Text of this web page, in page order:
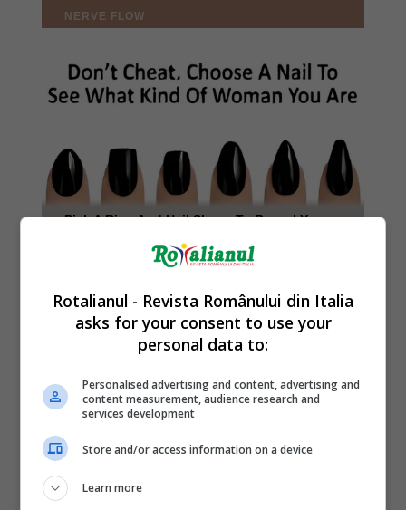
Rotalianul - Revista Românului din Italia
asks for your consent to use your
personal data to:
Personalised advertising and content, advertising and
content measurement, audience research and
services development
Store and/or access information on a device
Learn more